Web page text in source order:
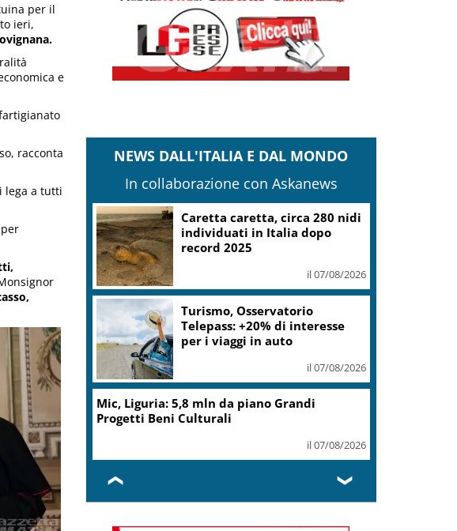
per il
ieri,
e
racconta
lega a tutti
NEWS DALL'ITALIA E DAL MONDO
In collaborazione con Askanews
Caretta caretta, circa 280 nidi
individuati in Italia dopo
record 2025
il 07/08/2026
Turismo, Osservatorio
Telepass: +20% di interesse
per i viaggi in auto
il 07/08/2026
Mic, Liguria: 5,8 mln da piano Grandi
Progetti Beni Culturali
il 07/08/2026
❮ ❯